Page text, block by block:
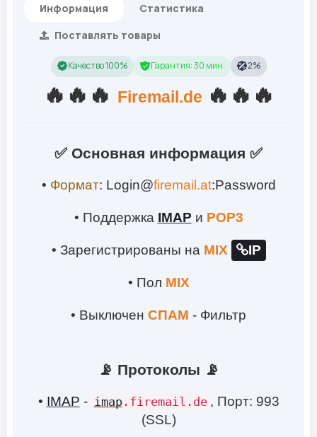
Информация
Статистика
Поставлять товары
Качество 100% Гарантия: 30 мин. 2%
🔥 🔥 🔥 Firemail.de 🔥 🔥 🔥
✅ Основная информация ✅
• Формат: Login@firemail.at:Password
• Поддержка IMAP и POP3
• Зарегистрированы на MIX IP
• Пол MIX
• Выключен СПАМ - Фильтр
📡 Протоколы 📡
• IMAP - imap.firemail.de , Порт: 993
(SSL)